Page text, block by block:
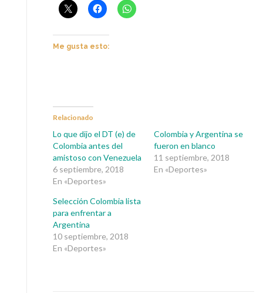
Me gusta esto:
Relacionado
Lo que dijo el DT (e) de
Colombia antes del
amistoso con Venezuela
6 septiembre, 2018
En «Deportes»
Colombia y Argentina se
fueron en blanco
11 septiembre, 2018
En «Deportes»
Selección Colombia lista
para enfrentar a
Argentina
10 septiembre, 2018
En «Deportes»